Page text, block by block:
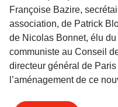
Françoise Bazire,
association, de Patrick
de Nicolas Bonnet, élu du
communiste au Conseil
directeur général de
l’aménagement de ce